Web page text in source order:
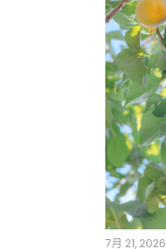
7月 21, 2026